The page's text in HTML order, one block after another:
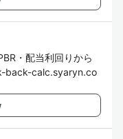
・配当利回りから
back-calc.syaryn.co